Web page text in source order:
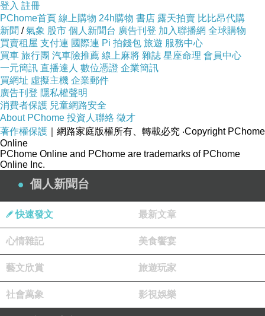
登入 註冊
PChome首頁 線上購物 24h購物 書店 露天拍賣 比比昂代購
新聞 /氣象 股市 個人新聞台 廣告刊登 加入聯播網 全球購物
買賣租屋 支付連 國際連 Pi 拍錢包 旅遊 服務中心
買車 旅行團 汽車險推薦 線上麻將 雜誌 星座命理 會員中心
一元簡訊 直播達人 數位憑證 企業簡訊
買網址 虛擬主機 企業郵件
廣告刊登 隱私權聲明
消費者保護 兒童網路安全
About PChome 投資人聯絡 徵才
著作權保護 ｜網路家庭版權所有、轉載必究 ‧Copyright PChome
Online
PChome Online and PChome are trademarks of PChome
Online Inc.
個人新聞台
快速發文 最新文章
心情雜記 美食饗宴
藝文欣賞 旅遊玩家
社會萬象 影視娛樂